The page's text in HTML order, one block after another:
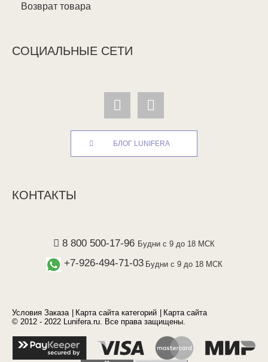
Возврат товара
СОЦИАЛЬНЫЕ СЕТИ
БЛОГ LUNIFERA
КОНТАКТЫ
8 800 500-17-96 Будни с 9 до 18 МСК
+7-926-494-71-03 Будни с 9 до 18 МСК
Условия Заказа Карта сайта категорий
Карта сайта
© 2012 - 2022 Lunifera.ru. Все права защищены.